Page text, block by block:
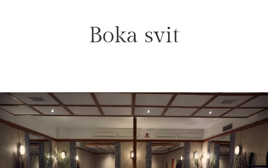
Boka svit